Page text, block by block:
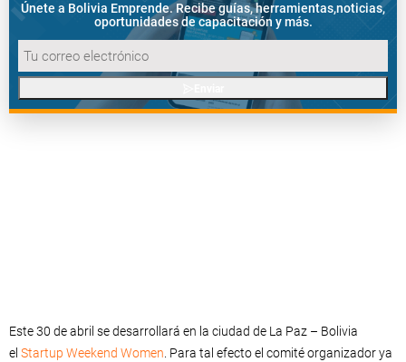
Únete a Bolivia Emprende. Recibe guías, herramientas,noticias,
oportunidades de capacitación y más.
Este 30 de abril se desarrollará en la ciudad de La Paz – Bolivia
el Startup Weekend Women. Para tal efecto el comité organizador ya